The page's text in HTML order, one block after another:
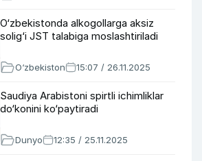
O‘zbekistonda alkogollarga aksiz
solig‘i JST talabiga moslashtiriladi
O‘zbekiston 15:07 / 26.11.2025
Saudiya Arabistoni spirtli ichimliklar
do‘konini ko‘paytiradi
Dunyo 12:35 / 25.11.2025